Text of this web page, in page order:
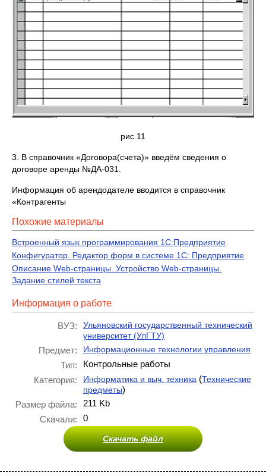
рис.11
3. В справочник «Договора(счета)» введём сведения о
договоре аренды №ДА-031.
Информация об арендодателе вводится в справочник
«Контрагенты
Похожие материалы
Встроенный язык программирования 1С:Предприятие
Конфигуратор. Редактор форм в системе 1С: Предприятие
Описание Web-страницы. Устройство Web-страницы.
Задание стилей текста
Информация о работе
ВУЗ:
Ульяновский государственный технический
университет (УлГТУ)
Предмет: Информационные технологии управления
Тип:
Контрольные работы
Категория:
Информатика и выч. техника (Технические
предметы)
Размер файла:
211 Kb
Скачали:
0
Скачать файл